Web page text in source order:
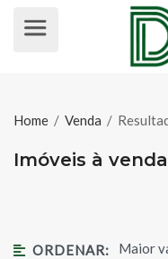
Home / Venda /
Imóveis à
ORDENAR: Maior